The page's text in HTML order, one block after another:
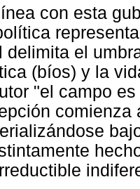
con esta
delimita el
(bíos) y la
"el campo
comienza